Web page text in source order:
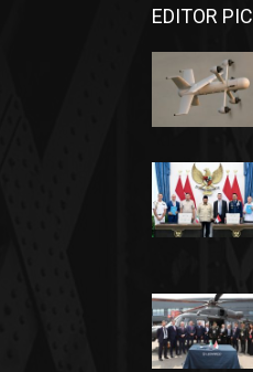
EDITOR